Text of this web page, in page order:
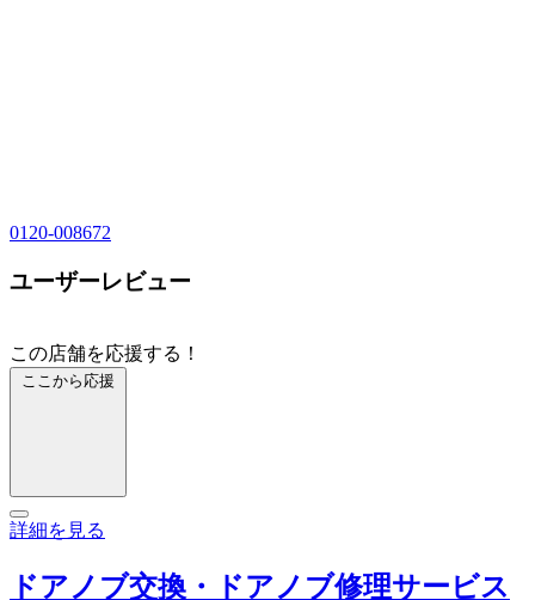
0120-008672
ユーザーレビュー
この店舗を応援する！
ここから応援
詳細を見る
ドアノブ交換・ドアノブ修理サービス